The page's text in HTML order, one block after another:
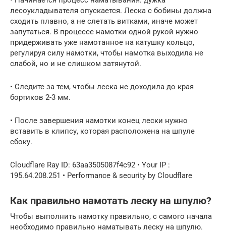
лесоукладывателя опускается. Леска с бобины должна
сходить плавно, а не слетать витками, иначе может
запутаться. В процессе намотки одной рукой нужно
придерживать уже намотанное на катушку кольцо,
регулируя силу намотки, чтобы намотка выходила не
слабой, но и не слишком затянутой.
• Следите за тем, чтобы леска не доходила до края
бортиков 2-3 мм.
• После завершения намотки конец лески нужно
вставить в клипсу, которая расположена на шпуле
сбоку.
Cloudflare Ray ID: 63aa3505087f4c92 • Your IP :
195.64.208.251 • Performance & security by Cloudflare
Как правильно намотать леску на шпулю?
Чтобы выполнить намотку правильно, с самого начала
необходимо правильно наматывать леску на шпулю.